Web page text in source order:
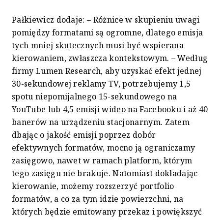
Pałkiewicz dodaje: – Różnice w skupieniu uwagi
pomiędzy formatami są ogromne, dlatego emisja
tych mniej skutecznych musi być wspierana
kierowaniem, zwłaszcza kontekstowym. – Według
firmy Lumen Research, aby uzyskać efekt jednej
30-sekundowej reklamy TV, potrzebujemy 1,5
spotu niepomijalnego 15-sekundowego na
YouTube lub 4,5 emisji wideo na Facebooku i aż 40
banerów na urządzeniu stacjonarnym. Zatem
dbając o jakość emisji poprzez dobór
efektywnych formatów, mocno ją ograniczamy
zasięgowo, nawet w ramach platform, którym
tego zasięgu nie brakuje. Natomiast dokładając
kierowanie, możemy rozszerzyć portfolio
formatów, a co za tym idzie powierzchni, na
których będzie emitowany przekaz i powiększyć